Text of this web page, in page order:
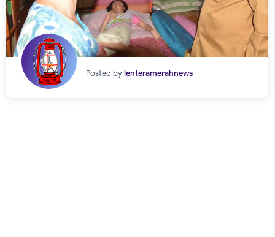
Posted bylenteramerahnews